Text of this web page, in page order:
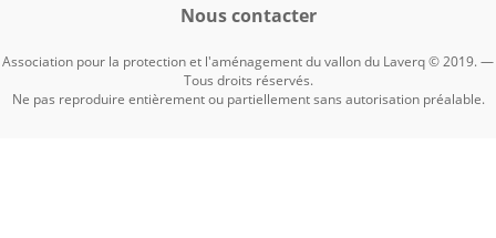
Nous contacter
Association pour la protection et l'aménagement du vallon du Laverq © 2019. —
Tous droits réservés.
Ne pas reproduire entièrement ou partiellement sans autorisation préalable.